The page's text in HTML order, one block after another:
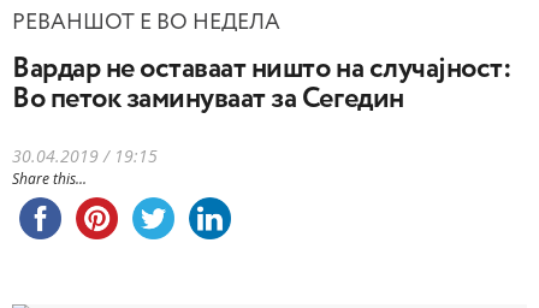
РЕВАНШОТ Е ВО НЕДЕЛА
Вардар не оставаат ништо на случајност:
Во петок заминуваат за Сегедин
30.04.2019 / 19:15
Share this...